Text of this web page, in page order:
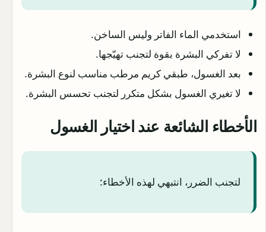
استخدمي الماء الفاتر وليس الساخن.
لا تفركي البشرة بقوة لتجنب تهيّجها.
بعد الغسول، طبقي كريم مرطب مناسب لنوع البشرة.
لا تغيري الغسول بشكل متكرر لتجنب تحسس البشرة.
الأخطاء الشائعة عند اختيار الغسول
لتجنب الضرر، انتبهي لهذه الأخطاء: